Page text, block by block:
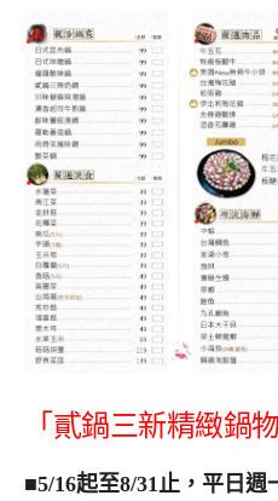
「貳鍋三新精緻鍋
■5/16起至8/31止，平日